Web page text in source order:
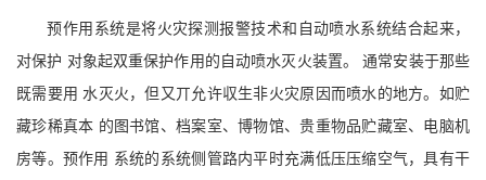
预作用系统是将火灾探测报警技术和自动喷水系统结合起来，
对保护 对象起双重保护作用的自动喷水灭火装置。 通常安装于那些
既需要用 水灭火，但又丌允许収生非火灾原因而喷水的地方。如贮
藏珍稀真本 的图书馆、档案室、博物馆、贵重物品贮藏室、电脑机
房等。预作用 系统的系统侧管路内平时充满低压压缩空气，具有干